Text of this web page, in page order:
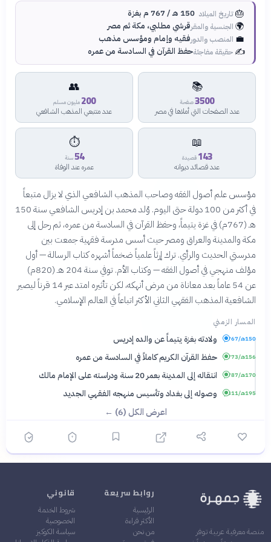
🎂تاريخ الميلاد 150 هـ / 767 م بغزة
🌍 الجنسية والمقرقرشي مطلبي، مكة ثم مصر
💼 المنصب والدورفقيه وإمام ومؤسس مذهب
✍️ حقيقة مفاجئةحفظ القرآن في السادسة من عمره
📚
3500صفحة
عدد الصفحات التي أملاها في مصر
👥
200 مليون مسلم
عدد متتبعي المذهب الشافعي
📖
143 قصيدة
عدد قصائد ديوانه
⏱️
54سنة
عمره عند الوفاة
مؤسس علم أصول الفقه وصاحب المذهب الشافعي الذي لا يزال متبعاً
في أكثر من 100 دولة حتى اليوم. وُلد محمد بن إدريس الشافعي سنة 150
هـ (767م) في غزة يتيماً، وحفظ القرآن في السادسة من عمره، ثم رحل إلى
مكة والمدينة والعراق ومصر حيث أسس مدرسة فقهية جمعت بين
مدرستي الحديث والرأي. ترك إرثاً علمياً ضخماً أشهره كتاب الرسالة — أول
مؤلف منهجي في أصول الفقه — وكتاب الأم. توفي سنة 204 هـ (820م)
عن 54 عاماً بعد معاناة من مرض أنهكه، لكن تأثيره امتد عبر 14 قرناً ليصير
الشافعية المذهب الفقهي الثاني الأكثر اتباعاً في العالم الإسلامي.
المسار الزمني
150هـ/767م ولادته بغزة يتيماً عن والده إدريس
156هـ/773م حفظ القرآن الكريم كاملاً في السادسة من عمره
170هـ/787م انتقاله إلى المدينة بعمر 20 سنة ودراسته على الإمام مالك
195هـ/811م وصوله إلى بغداد وتأسيس منهجه الفقهي الجديد
اعرض الكل (6) ←
منصة معرفية عربية توفر
روابط سريعة
الرئيسية
الأكثر قراءة
من نحن
قانوني
شروط الخدمة
الخصوصية
سياسة الكوكيز